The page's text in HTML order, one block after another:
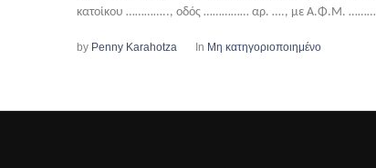
κατοίκου ………….., οδός …………… αρ. …., με Α.Φ.Μ.
by Penny Karahotza In Μη κατηγοριοποιημένο